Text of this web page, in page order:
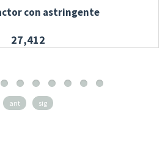
con astringente
27,412
ant sig